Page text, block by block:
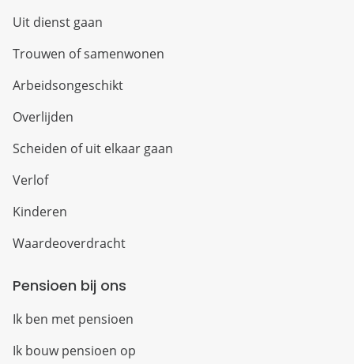
Uit dienst gaan
Trouwen of samenwonen
Arbeidsongeschikt
Overlijden
Scheiden of uit elkaar gaan
Verlof
Kinderen
Waardeoverdracht
Pensioen bij ons
Ik ben met pensioen
Ik bouw pensioen op